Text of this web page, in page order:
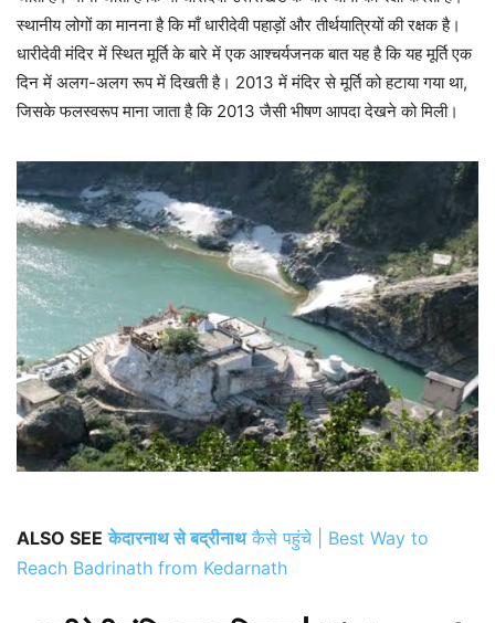
स्थानीय लोगों का मानना है कि माँ धारीदेवी पहाड़ों और तीर्थयात्रियों की रक्षक है।
धारीदेवी मंदिर में स्थित मूर्ति के बारे में एक आश्चर्यजनक बात यह है कि यह मूर्ति एक
दिन में अलग-अलग रूप में दिखती है। 2013 में मंदिर से मूर्ति को हटाया गया था,
जिसके फलस्वरूप माना जाता है कि 2013 जैसी भीषण आपदा देखने को मिली।
ALSO SEE केदारनाथ से बद्रीनाथकैसे पहुंचे | Best Way to
Reach Badrinath from Kedarnath